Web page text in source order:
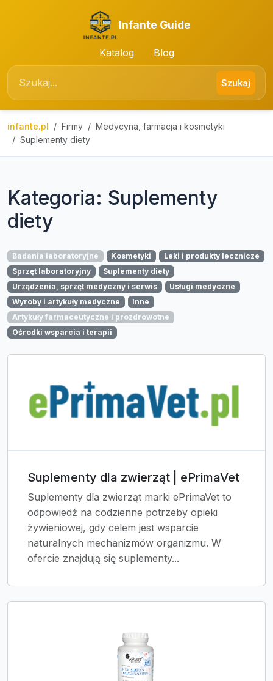
Infante Guide
Katalog Blog
Szukaj
infante.pl Firmy
Medycyna, farmacja i kosmetyki
Suplementy diety
Kategoria: Suplementy
diety
Badania laboratoryjne Kosmetyki
Leki i produkty lecznicze
Sprzęt laboratoryjny
Suplementy diety
Urządzenia, sprzęt medyczny i serwis
Usługi medyczne
Wyroby i artykuły medyczne
Inne
Artykuły farmaceutyczne i prozdrowotne
Ośrodki wsparcia i terapii
Suplementy dla zwierząt | ePrimaVet
Suplementy dla zwierząt marki ePrimaVet to
odpowiedź na codzienne potrzeby opieki
żywieniowej, gdy celem jest wsparcie
naturalnych mechanizmów organizmu. W
ofercie znajdują się suplementy...